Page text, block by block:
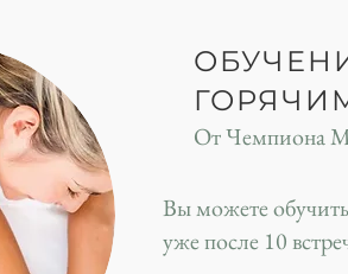
От Чемпиона
Вы можете
уже после 10